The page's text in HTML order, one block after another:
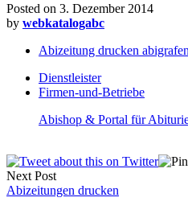
Posted on 3. Dezember 2014
by webkatalogabc
Abizeitung drucken abigrafen
Dienstleister
Firmen-und-Betriebe
Abishop & Portal für
Next Post
Abizeitungen drucken